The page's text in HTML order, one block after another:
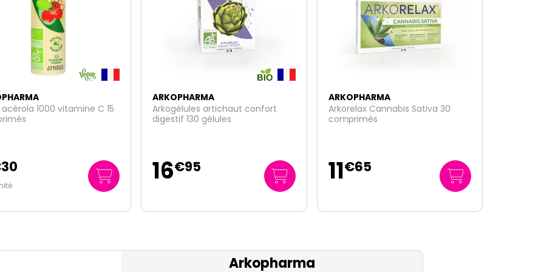
artichaut confort
130 gélules
95
ARKOPHARMA
Arkorelax Cannabis Sativa 30
comprimés
11€65
ARKOPHARMA
Arkogélules spiruline 150 gélules
21€95
Arkopharma